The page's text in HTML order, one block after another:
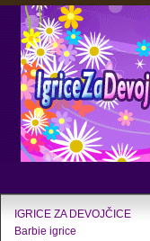
IGRICE ZA DEVOJČICE
Barbie igrice